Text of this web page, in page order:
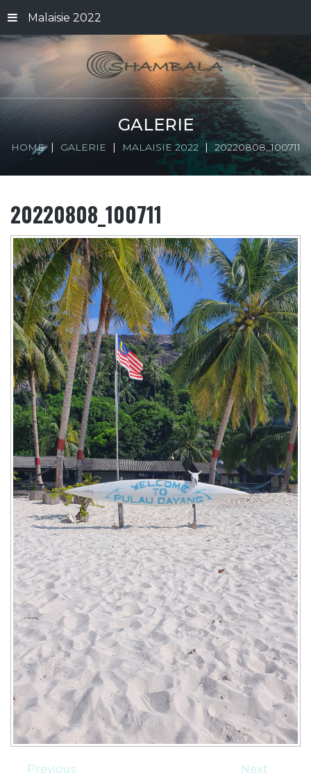
Malaisie 2022
GALERIE
HOME GALERIE MALAISIE 2022 20220808_100711
20220808_100711
Previous Next